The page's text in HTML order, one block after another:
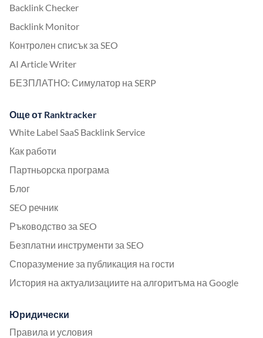
Backlink Checker
Backlink Monitor
Контролен списък за SEO
AI Article Writer
БЕЗПЛАТНО: Симулатор на SERP
Още от Ranktracker
White Label SaaS Backlink Service
Как работи
Партньорска програма
Блог
SEO речник
Ръководство за SEO
Безплатни инструменти за SEO
Споразумение за публикация на гости
История на актуализациите на алгоритъма на Google
Юридически
Правила и условия